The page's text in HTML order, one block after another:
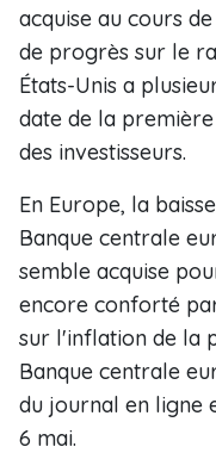
acquise au cours
de progrès sur le
États-Unis a
date de la
des investisseurs.
En Europe, la
Banque centrale
semble acquise
encore conforté
sur l'inflation de la
Banque centrale
du journal en ligne
6 mai.